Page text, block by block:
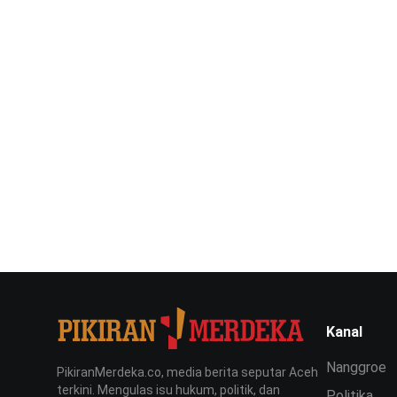
PikiranMerdeka.co, media berita seputar Aceh
terkini. Mengulas isu hukum, politik, dan
Kanal
Nanggroe